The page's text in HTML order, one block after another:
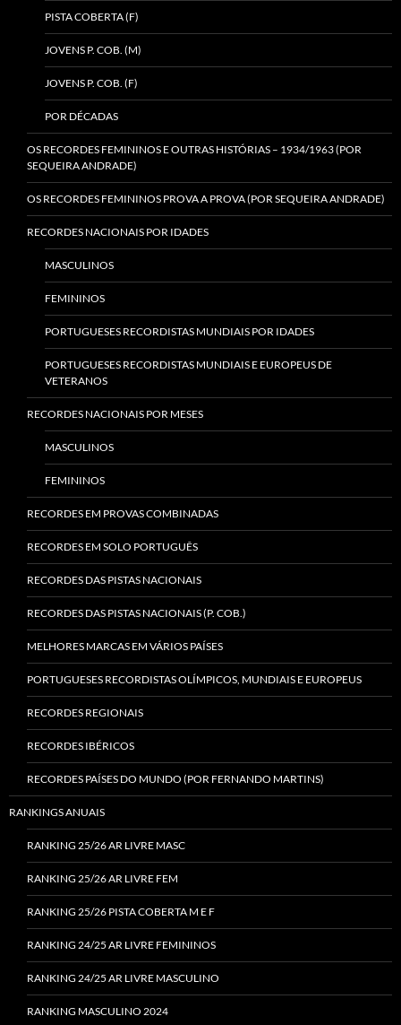
PISTA COBERTA (F)
JOVENS P. COB. (M)
JOVENS P. COB. (F)
POR DÉCADAS
OS RECORDES FEMININOS E OUTRAS HISTÓRIAS – 1934/1963 (POR
SEQUEIRA ANDRADE)
OS RECORDES FEMININOS PROVA A PROVA (POR SEQUEIRA ANDRADE)
RECORDES NACIONAIS POR IDADES
MASCULINOS
FEMININOS
PORTUGUESES RECORDISTAS MUNDIAIS POR IDADES
PORTUGUESES RECORDISTAS MUNDIAIS E EUROPEUS DE
VETERANOS
RECORDES NACIONAIS POR MESES
MASCULINOS
FEMININOS
RECORDES EM PROVAS COMBINADAS
RECORDES EM SOLO PORTUGUÊS
RECORDES DAS PISTAS NACIONAIS
RECORDES DAS PISTAS NACIONAIS (P. COB.)
MELHORES MARCAS EM VÁRIOS PAÍSES
PORTUGUESES RECORDISTAS OLÍMPICOS, MUNDIAIS E EUROPEUS
RECORDES REGIONAIS
RECORDES IBÉRICOS
RECORDES PAÍSES DO MUNDO (POR FERNANDO MARTINS)
RANKINGS ANUAIS
RANKING 25/26 AR LIVRE MASC
RANKING 25/26 AR LIVRE FEM
RANKING 25/26 PISTA COBERTA M E F
RANKING 24/25 AR LIVRE FEMININOS
RANKING 24/25 AR LIVRE MASCULINO
RANKING MASCULINO 2024